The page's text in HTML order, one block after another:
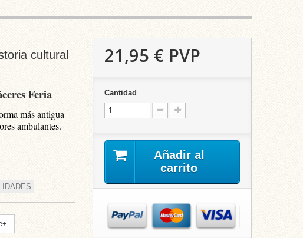
cultural
Feria
más antigua
ambulantes.
21,95 € PVP
Cantidad
Añadir al
carrito